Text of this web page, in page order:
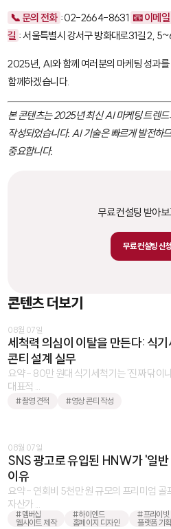
📞 문의 전화 : 02-2664-8631 📧 이메일
길 : 서울특별시 강서구 방화대로31길 2,
2025년, AI와 함께 여러분의 마케팅 성과
함께하겠습니다.
본 콘텐츠는 2025년 최신 AI 마케팅 트렌
작성되었습니다. AI 기술은 빠르게 발전하
중요합니다.
무료 컨설팅 받아
무료 컨설팅 신
콘텐츠 더보기
08월 07일
세척력 의심이 이탈을 만든다: 식
콘티 설계 실무
요약 - 80만 원대 식기세척기는 '진짜 닦이
대표적 ...
#촬영 견적 #영상 콘티 작성
08월 07일
SNS 광고로 유입된 HNW가 '일반
이유
요약 - 연회비 5천만 원 규모의 프리미엄
자산가 ...
#멤버십
웹사이트 제작
#하이엔드
홈페이지 디자인
#프라이빗
플랫폼 기획